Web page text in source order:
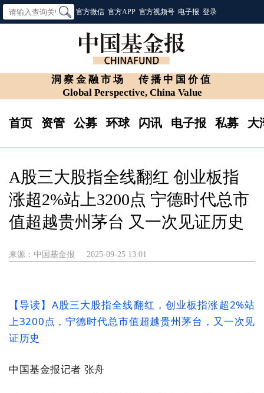
官方微信 官方APP 官方视频号 电子报 登录
洞察金融市场
传播中国价值
Global Perspective, China Value
首页 资管 公募 环球 闪讯 电子报 私募 大
A股三大股指全线翻红 创业板指
涨超2%站上3200点 宁德时代总市
值超越贵州茅台 又一次见证历史
来源：中国基金报 2025-09-25 13:01
【导读】 A股三大股指全线翻红，创业板指涨超2%站
上3200点，宁德时代总市值超越贵州茅台，又一次见
证历史
中国基金报记者 张舟